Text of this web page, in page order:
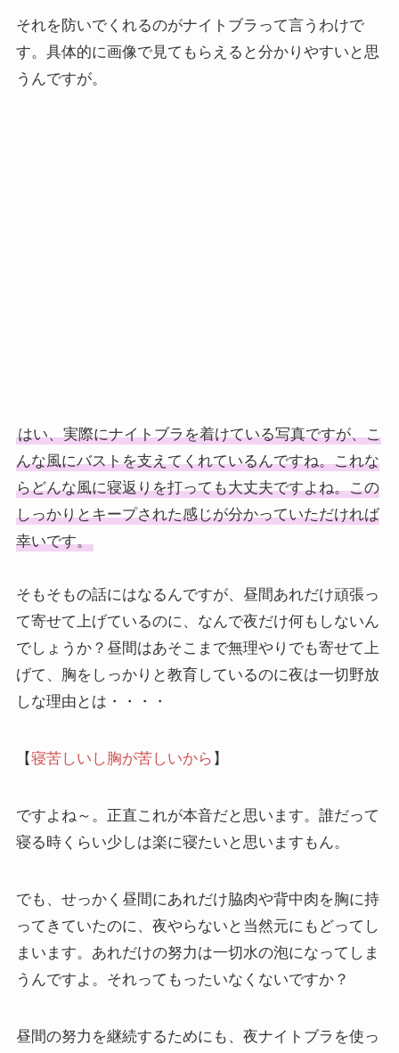
それを防いでくれるのがナイトブラって言うわけで
す。具体的に画像で見てもらえると分かりやすいと思
うんですが。
はい、実際にナイトブラを着けている写真ですが、こ
んな風にバストを支えてくれているんですね。これな
らどんな風に寝返りを打っても大丈夫ですよね。この
しっかりとキープされた感じが分かっていただければ
幸いです。
そもそもの話にはなるんですが、昼間あれだけ頑張っ
て寄せて上げているのに、なんで夜だけ何もしないん
でしょうか？昼間はあそこまで無理やりでも寄せて上
げて、胸をしっかりと教育しているのに夜は一切野放
しな理由とは・・・・
【寝苦しいし胸が苦しいから 】
ですよね～。正直これが本音だと思います。誰だって
寝る時くらい少しは楽に寝たいと思いますもん。
でも、せっかく昼間にあれだけ脇肉や背中肉を胸に持
ってきていたのに、夜やらないと当然元にもどってし
まいます。あれだけの努力は一切水の泡になってしま
うんですよ。それってもったいなくないですか？
昼間の努力を継続するためにも、夜ナイトブラを使っ